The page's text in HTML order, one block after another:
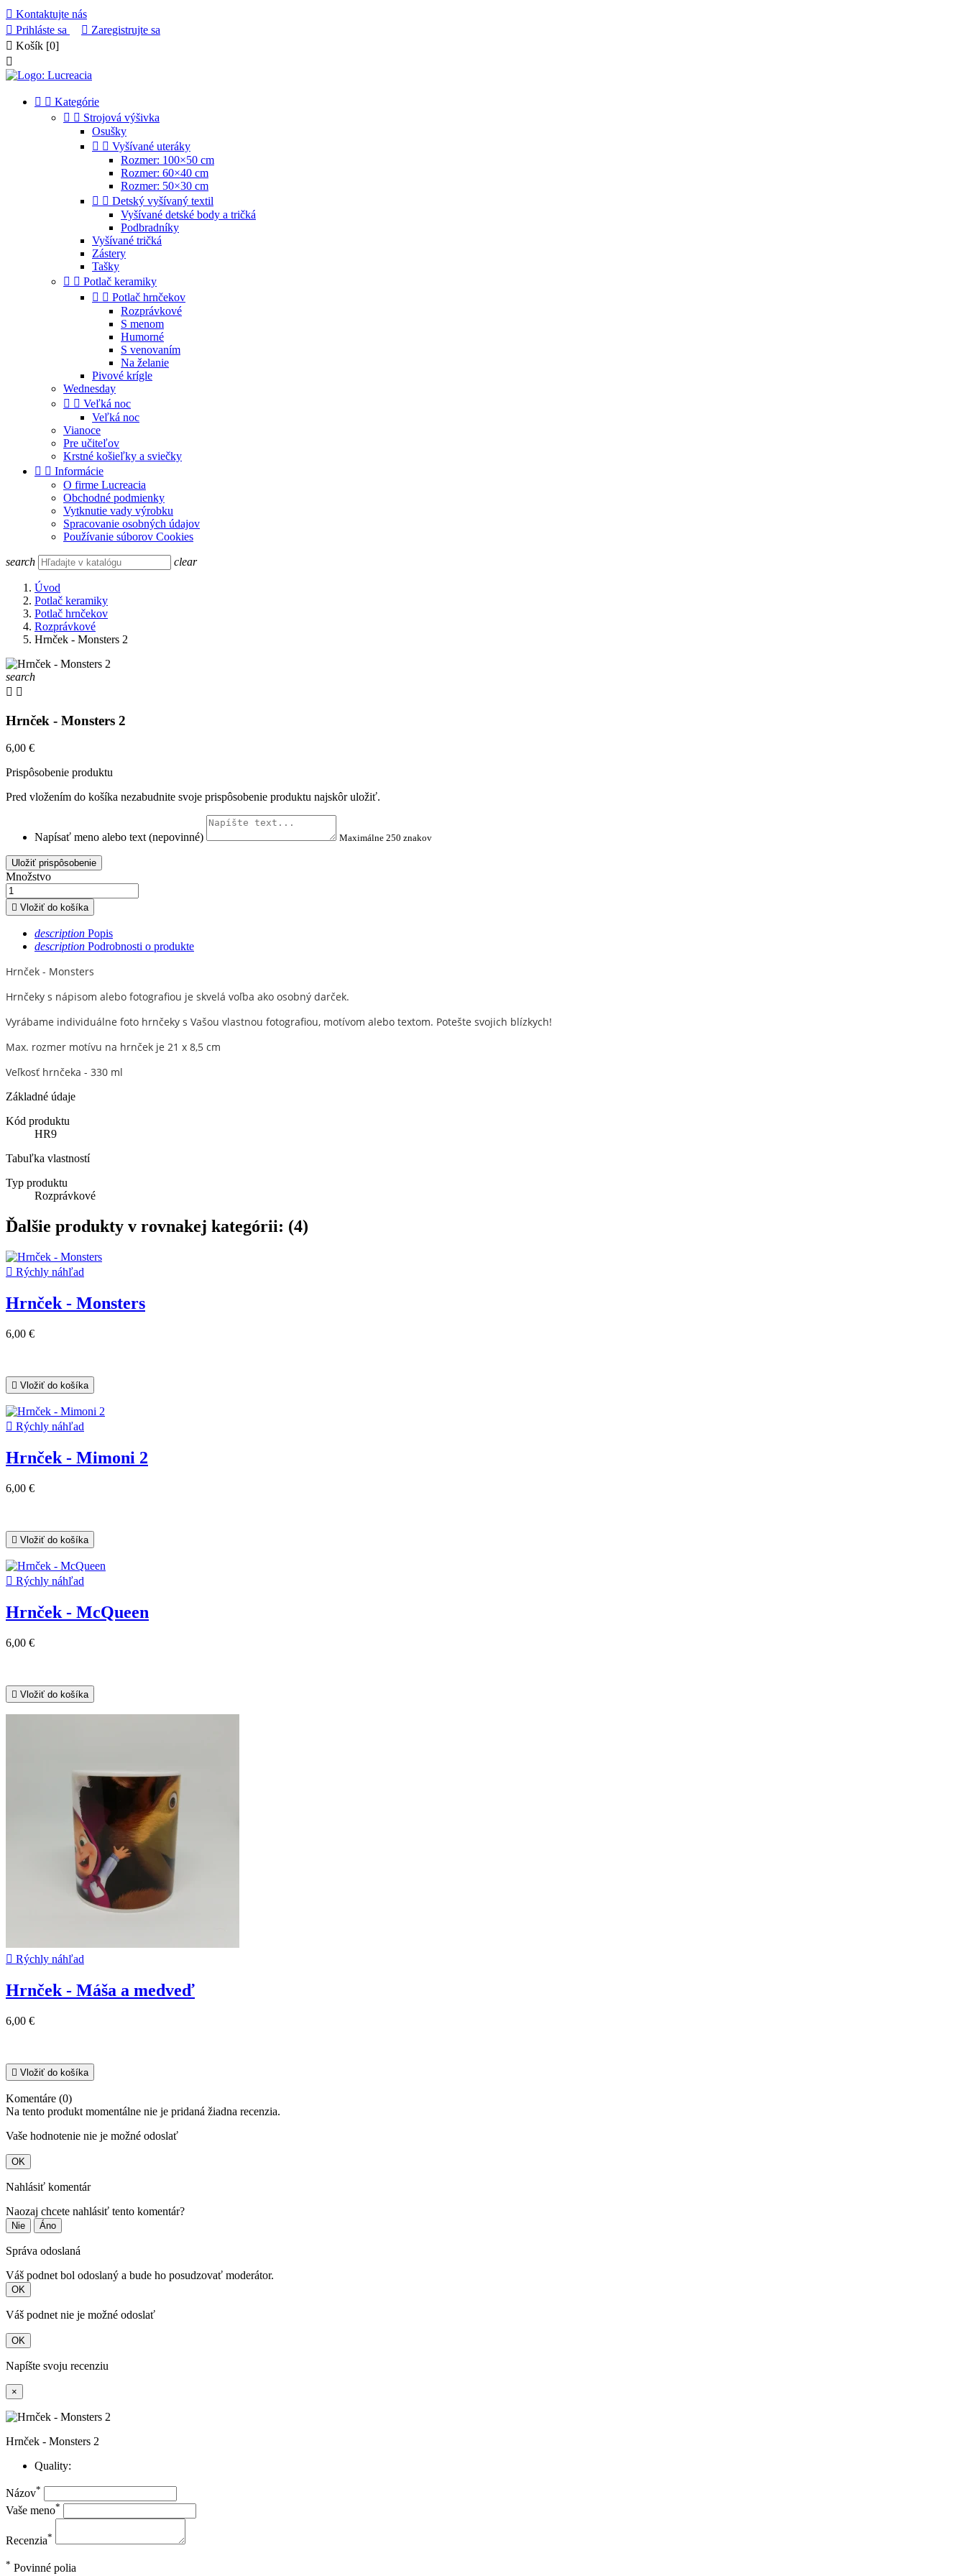
 Kontaktujte nás
 Prihláste sa  Zaregistrujte sa
 Košík [0]

  Kategórie
  Strojová výšivka
Osušky
  Vyšívané uteráky
Rozmer: 100×50 cm
Rozmer: 60×40 cm
Rozmer: 50×30 cm
  Detský vyšívaný textil
Vyšívané detské body a tričká
Podbradníky
Vyšívané tričká
Zástery
Tašky
  Potlač keramiky
  Potlač hrnčekov
Rozprávkové
S menom
Humorné
S venovaním
Na želanie
Pivové krígle
Wednesday
  Veľká noc
Veľká noc
Vianoce
Pre učiteľov
Krstné košieľky a sviečky
  Informácie
O firme Lucreacia
Obchodné podmienky
Vytknutie vady výrobku
Spracovanie osobných údajov
Používanie súborov Cookies
search clear
Úvod
Potlač keramiky
Potlač hrnčekov
Rozprávkové
Hrnček - Monsters 2
search
 
Hrnček - Monsters 2
6,00 €
Prispôsobenie produktu
Pred vložením do košíka nezabudnite svoje prispôsobenie produktu najskôr uložiť.
Napísať meno alebo text (nepovinné) Maximálne 250 znakov
Uložiť prispôsobenie
Množstvo
 Vložiť do košíka
description Popis
description Podrobnosti o produkte
Hrnček - Monsters
Hrnčeky s nápisom alebo fotografiou je skvelá voľba ako osobný darček.
Vyrábame individuálne foto hrnčeky s Vašou vlastnou fotografiou, motívom alebo textom. Potešte svojich blízkych!
Max. rozmer motívu na hrnček je 21 x 8,5 cm
Veľkosť hrnčeka - 330 ml
Základné údaje
Kód produktu
HR9
Tabuľka vlastností
Typ produktu
Rozprávkové
Ďalšie produkty v rovnakej kategórii: (4)
 Rýchly náhľad
Hrnček - Monsters
6,00 €
 Vložiť do košíka
 Rýchly náhľad
Hrnček - Mimoni 2
6,00 €
 Vložiť do košíka
 Rýchly náhľad
Hrnček - McQueen
6,00 €
 Vložiť do košíka
 Rýchly náhľad
Hrnček - Máša a medveď
6,00 €
 Vložiť do košíka
Komentáre (0)
Na tento produkt momentálne nie je pridaná žiadna recenzia.
Vaše hodnotenie nie je možné odoslať
OK
Nahlásiť komentár
Naozaj chcete nahlásiť tento komentár?
Nie Áno
Správa odoslaná
Váš podnet bol odoslaný a bude ho posudzovať moderátor.
OK
Váš podnet nie je možné odoslať
OK
Napíšte svoju recenziu
×
Hrnček - Monsters 2
Quality:
Názov*
Vaše meno*
Recenzia*
* Povinné polia